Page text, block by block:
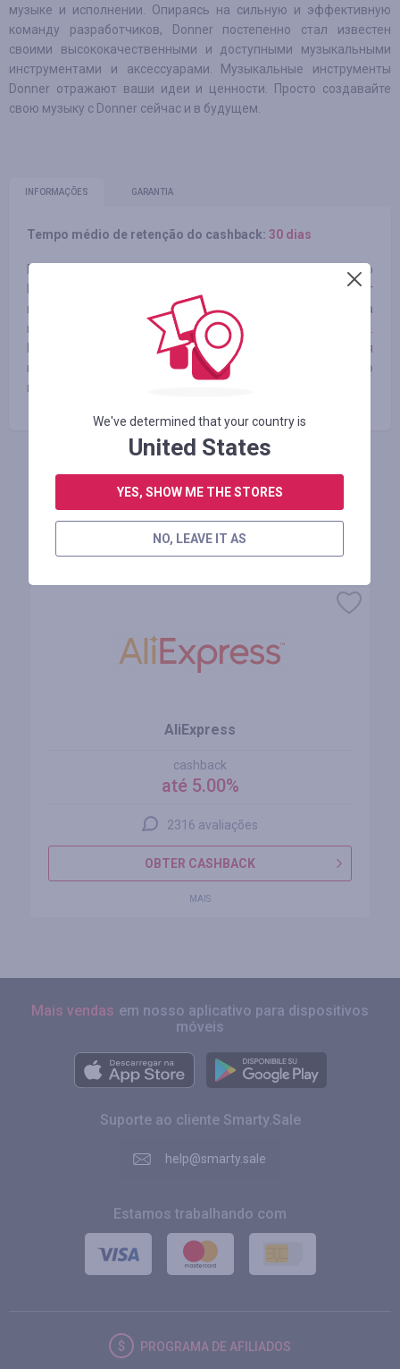
музыке и исполнении. Опираясь на сильную и эффективную
команду разработчиков, Donner постепенно стал известен
своими высококачественными и доступными музыкальными
инструментами и аксессуарами. Музыкальные инструменты
Donner отражают ваши идеи и ценности. Просто создавайте
свою музыку с Donner сейчас и в будущем.
INFORMAÇÕES GARANTIA
Tempo médio de retenção do cashback: 30 dias
В настоящее время у нас есть четыре бренда, а именно
Donner, Eastar, Moukey и Reditmo, которые охватывают
широкий спектр продуктов. Мы верим, что игра на
музыкальных инструментах сделает людей счастливыми.
Приобретая наши высококачественные инструменты для
начинающих или профессионалов, вы можете легко
начать свое музыкальное путешествие.
FAÇA LOGIN PARA DEIXAR UM COMENTÁRIO
Lojas similares
AliExpress
cashback
até 5.00%
2316 avaliações
OBTER CASHBACK
MAIS
Mais vendas em nosso aplicativo para dispositivos
móveis
Suporte ao cliente Smarty.Sale
help@smarty.sale
Estamos trabalhando com
PROGRAMA DE AFILIADOS
We've determined that your country is
United States
YES, SHOW ME THE STORES
NO, LEAVE IT AS